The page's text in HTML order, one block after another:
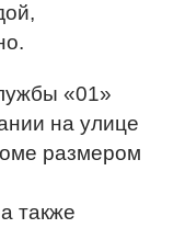
«01»
на улице
размером
также